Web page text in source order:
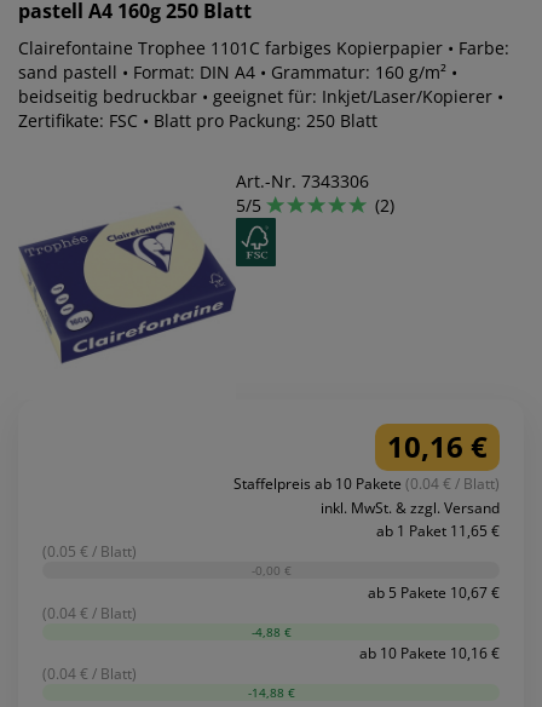
pastell A4 160g 250 Blatt
Clairefontaine Trophee 1101C farbiges Kopierpapier • Farbe:
sand pastell • Format: DIN A4 • Grammatur: 160 g/m² •
beidseitig bedruckbar • geeignet für: Inkjet/Laser/Kopierer •
Zertifikate: FSC • Blatt pro Packung: 250 Blatt
Art.-Nr. 7343306
5/5
(2)
10,16 €
Staffelpreis ab 10 Pakete (0.04 € / Blatt)
inkl. MwSt. & zzgl. Versand
ab 1 Paket 11,65 €
(0.05 € / Blatt)
-0,00 €
ab 5 Pakete 10,67 €
(0.04 € / Blatt)
-4,88 €
ab 10 Pakete 10,16 €
(0.04 € / Blatt)
-14,88 €